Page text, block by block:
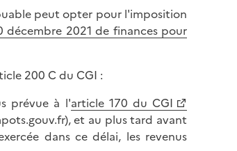
peut opter pour l'imposition
décembre 2021 de finances pour
200 C du CGI :
prévue à l'article 170 du CGI
et au plus tard avant
dans ce délai, les revenus